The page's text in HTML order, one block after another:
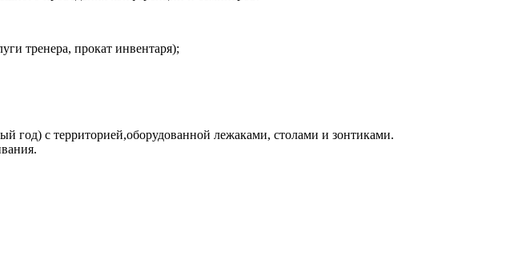
тренера, прокат инвентаря);
год) с территорией,оборудованной лежаками, столами и зонтиками.